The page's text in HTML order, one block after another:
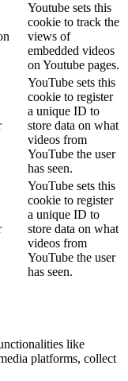
Youtube sets this
cookie to track the
views of
embedded videos
on Youtube pages.
YouTube sets this
cookie to register
a unique ID to
store data on what
videos from
YouTube the user
has seen.
YouTube sets this
cookie to register
a unique ID to
store data on what
videos from
YouTube the user
has seen.
like
platforms, collect